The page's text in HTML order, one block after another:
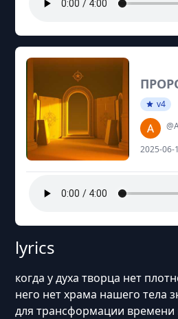
v4
2025-06-
lyrics
когда у духа творца нет
него нет храма нашего тела
для трансформации времени